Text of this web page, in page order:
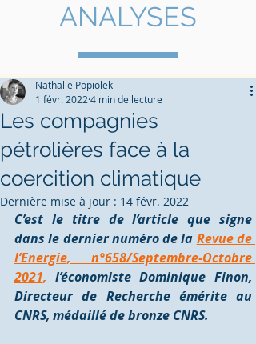
ANALYSES
Les compagnies
pétrolières face à la
coercition climatique
Nathalie Popiolek
1 févr. 2022 4 min de lecture
Dernière mise à jour : 14 févr. 2022
C’est le titre de l’article que signe
dans le dernier numéro de la Revue de
l’Energie, n°658/Septembre-Octobre
2021, l’économiste Dominique Finon,
Directeur de Recherche émérite au
CNRS, médaillé de bronze CNRS.